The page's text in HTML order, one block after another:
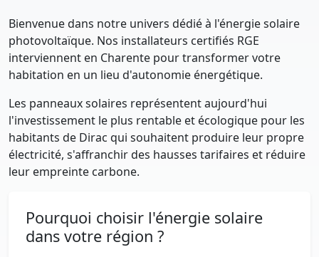
Bienvenue dans notre univers dédié à l'énergie solaire
photovoltaïque. Nos installateurs certifiés RGE
interviennent en Charente pour transformer votre
habitation en un lieu d'autonomie énergétique.
Les panneaux solaires représentent aujourd'hui
l'investissement le plus rentable et écologique pour les
habitants de Dirac qui souhaitent produire leur propre
électricité, s'affranchir des hausses tarifaires et réduire
leur empreinte carbone.
Pourquoi choisir l'énergie solaire
dans votre région ?